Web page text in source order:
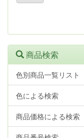
商品検索
色別商品一覧リスト
色による検索
商品価格による検索